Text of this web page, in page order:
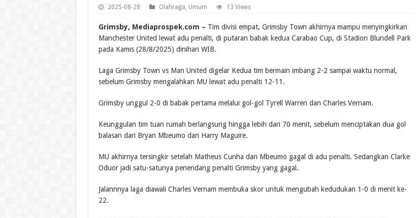
2025-08-28 Olahraga, Umum 13 Views
Grimsby, Mediaprospek.com – Tim divisi empat, Grimsby Town akhirnya mampu menyingkirkan
Manchester United lewat adu penalti, di putaran babak kedua Carabao Cup, di Stadion Blundell Park
pada Kamis (28/8/2025) dinihari WIB.
Laga Grimsby Town vs Man United digelar Kedua tim bermain imbang 2-2 sampai waktu normal,
sebelum Grimsby mengalahkan MU lewat adu penalti 12-11.
Grimsby unggul 2-0 di babak pertama melalui gol-gol Tyrell Warren dan Charles Vernam.
Keunggulan tim tuan rumah berlangsung hingga lebih dari 70 menit, sebelum menciptakan dua gol
balasan dari Bryan Mbeumo dan Harry Maguire.
MU akhirnya tersingkir setelah Matheus Cunha dan Mbeumo gagal di adu penalti. Sedangkan Clarke
Oduor jadi satu-satunya penendang penalti Grimsby yang gagal.
Jalannnya laga diawali Charles Vernam membuka skor untuk mengubah kedudukan 1-0 di menit ke-
22.